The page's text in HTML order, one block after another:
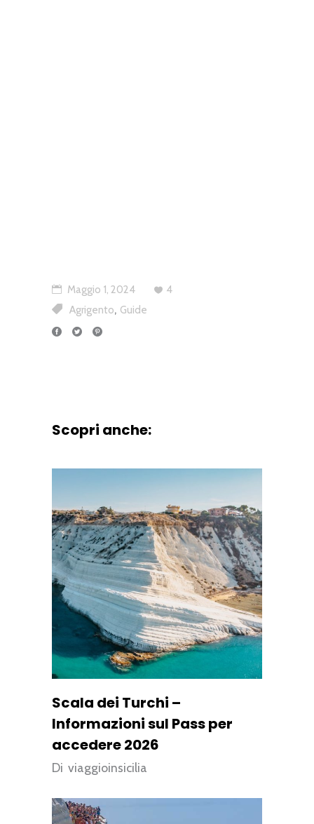
Maggio 1, 2024
4
Agrigento, Guide
Scopri anche:
Scala dei Turchi –
Informazioni sul Pass per
accedere 2026
Di viaggioinsicilia